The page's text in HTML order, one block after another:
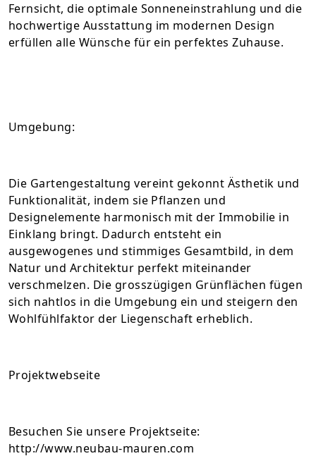
Fernsicht, die optimale Sonneneinstrahlung und die
hochwertige Ausstattung im modernen Design
erfüllen alle Wünsche für ein perfektes Zuhause.
Umgebung:
Die Gartengestaltung vereint gekonnt Ästhetik und
Funktionalität, indem sie Pflanzen und
Designelemente harmonisch mit der Immobilie in
Einklang bringt. Dadurch entsteht ein
ausgewogenes und stimmiges Gesamtbild, in dem
Natur und Architektur perfekt miteinander
verschmelzen. Die grosszügigen Grünflächen fügen
sich nahtlos in die Umgebung ein und steigern den
Wohlfühlfaktor der Liegenschaft erheblich.
Projektwebseite
Besuchen Sie unsere Projektseite:
http://www.neubau-mauren.com